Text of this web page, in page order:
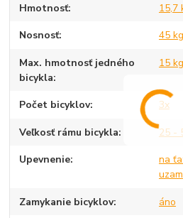
Hmotnosť 15,7
Nosnosť 45 kg
Max. hmotnosť jedného
bicykla
15 kg
Počet bicyklov 3x
Veľkosť rámu bicykla 25 -
Upevnenie
na
Zamykanie bicyklov áno